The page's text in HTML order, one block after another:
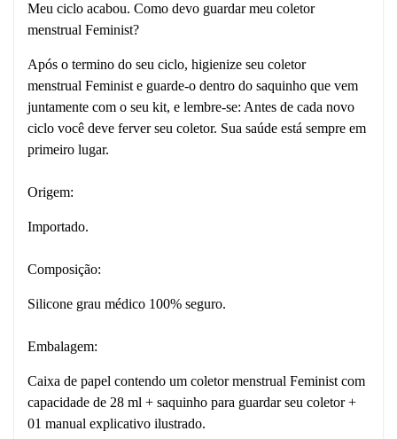
Meu ciclo acabou. Como devo guardar meu coletor
menstrual Feminist?
Após o termino do seu ciclo, higienize seu coletor
menstrual Feminist e guarde-o dentro do saquinho que vem
juntamente com o seu kit, e lembre-se: Antes de cada novo
ciclo você deve ferver seu coletor. Sua saúde está sempre em
primeiro lugar.
Origem:
Importado.
Composição:
Silicone grau médico 100% seguro.
Embalagem:
Caixa de papel contendo um coletor menstrual Feminist com
capacidade de 28 ml + saquinho para guardar seu coletor +
01 manual explicativo ilustrado.